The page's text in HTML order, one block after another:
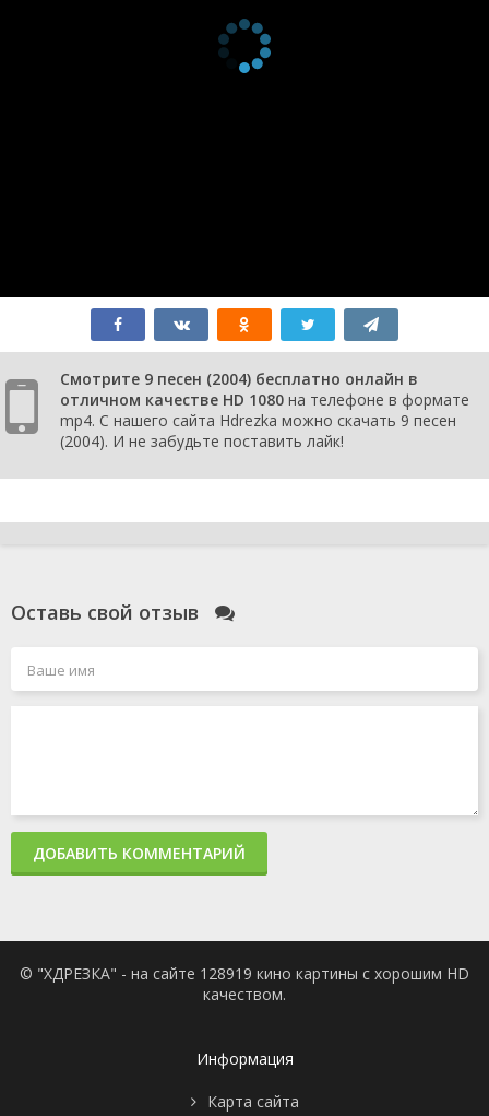
Смотрите 9 песен (2004) бесплатно онлайн в
отличном качестве HD 1080 на телефоне в формате
mp4. С нашего сайта Hdrezka можно скачать 9 песен
(2004). И не забудьте поставить лайк!
Оставь свой отзыв
ДОБАВИТЬ КОММЕНТАРИЙ
© "ХДРЕЗКА" - на сайте 128919 кино картины с хорошим HD
качеством.
Информация
Карта сайта